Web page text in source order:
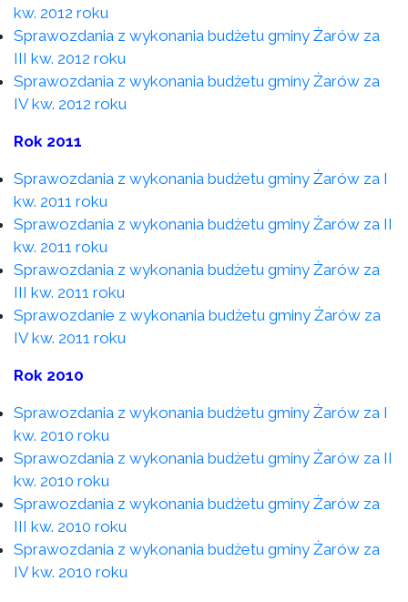
kw. 2012 roku
Sprawozdania z wykonania budżetu gminy Żarów za
III kw. 2012 roku
Sprawozdania z wykonania budżetu gminy Żarów za
IV kw. 2012 roku
Rok 2011
Sprawozdania z wykonania budżetu gminy Żarów za I
kw. 2011 roku
Sprawozdania z wykonania budżetu gminy Żarów za II
kw. 2011 roku
Sprawozdania z wykonania budżetu gminy Żarów za
III kw. 2011 roku
Sprawozdanie z wykonania budżetu gminy Żarów za
IV kw. 2011 roku
Rok 2010
Sprawozdania z wykonania budżetu gminy Żarów za I
kw. 2010 roku
Sprawozdania z wykonania budżetu gminy Żarów za II
kw. 2010 roku
Sprawozdania z wykonania budżetu gminy Żarów za
III kw. 2010 roku
Sprawozdania z wykonania budżetu gminy Żarów za
IV kw. 2010 roku